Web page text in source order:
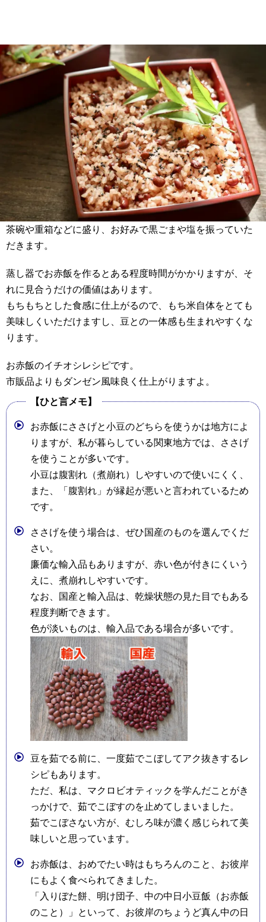
茶碗や重箱などに盛り、お好みで黒ごまや塩を振っていた
だきます。
蒸し器でお赤飯を作るとある程度時間がかかりますが、そ
れに見合うだけの価値はあります。
もちもちとした食感に仕上がるので、もち米自体をとても
美味しくいただけますし、豆との一体感も生まれやすくな
ります。
お赤飯のイチオシレシピです。
市販品よりもダンゼン風味良く仕上がりますよ。
【ひと言メモ】
お赤飯にささげと小豆のどちらを使うかは地方によ
りますが、私が暮らしている関東地方では、ささげ
を使うことが多いです。
小豆は腹割れ（煮崩れ）しやすいので使いにくく、
また、「腹割れ」が縁起が悪いと言われているため
です。
ささげを使う場合は、ぜひ国産のものを選んでくだ
さい。
廉価な輸入品もありますが、赤い色が付きにくいう
えに、煮崩れしやすいです。
なお、国産と輸入品は、乾燥状態の見た目でもある
程度判断できます。
色が淡いものは、輸入品である場合が多いです。
豆を茹でる前に、一度茹でこぼしてアク抜きするレ
シピもあります。
ただ、私は、マクロビオティックを学んだことがき
っかけで、茹でこぼすのを止めてしまいました。
茹でこぼさない方が、むしろ味が濃く感じられて美
味しいと思っています。
お赤飯は、おめでたい時はもちろんのこと、お彼岸
にもよく食べられてきました。
「入りぼた餅、明け団子、中の中日小豆飯（お赤飯
のこと）」といって、お彼岸のちょうど真ん中の日